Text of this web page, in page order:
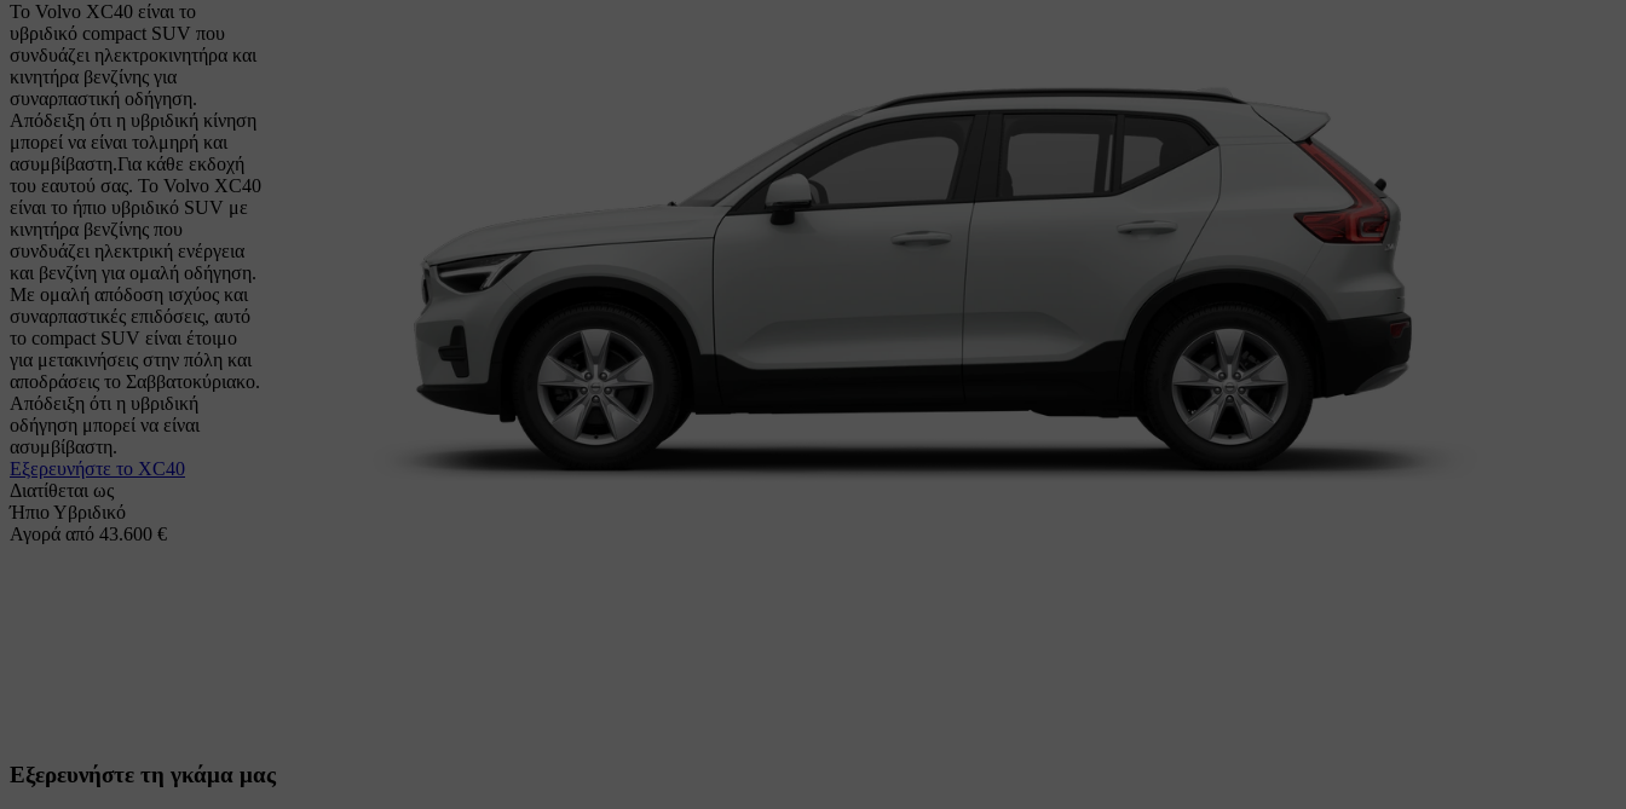
Το Volvo XC40 είναι το
υβριδικό compact SUV που
συνδυάζει ηλεκτροκινητήρα και
κινητήρα βενζίνης για
συναρπαστική οδήγηση.
Απόδειξη ότι η υβριδική κίνηση
μπορεί να είναι τολμηρή και
ασυμβίβαστη.Για κάθε εκδοχή
του εαυτού σας. Το Volvo XC40
είναι το ήπιο υβριδικό SUV με
κινητήρα βενζίνης που
συνδυάζει ηλεκτρική ενέργεια
και βενζίνη για ομαλή οδήγηση.
Με ομαλή απόδοση ισχύος και
συναρπαστικές επιδόσεις, αυτό
το compact SUV είναι έτοιμο
για μετακινήσεις στην πόλη και
αποδράσεις το Σαββατοκύριακο.
Απόδειξη ότι η υβριδική
οδήγηση μπορεί να είναι
ασυμβίβαστη.
Εξερευνήστε το XC40
Διατίθεται ως
Ήπιο Υβριδικό
Αγορά από 43.600 €
Εξερευνήστε τη γκάμα μας